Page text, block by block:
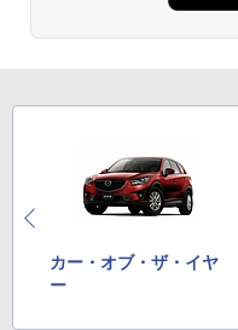
カー・オブ・ザ・イヤ
ー